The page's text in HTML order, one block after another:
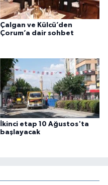
Çalgan ve Külcü’den
Çorum’a dair sohbet
İkinci etap 10 Ağustos'ta
başlayacak